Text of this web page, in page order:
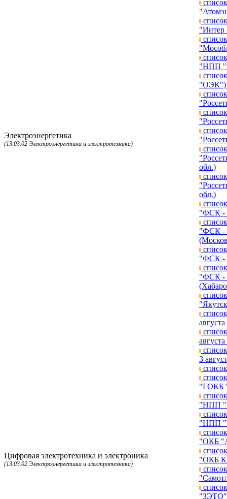
Электроэнергетика
(13.03.02 Электроэнергетика и электротехника)
"Интер
"НПП
"ОЭК")
обл.)
обл.)
"ФСК -
"ФСК -
"ФСК -
"ФСК -
Цифровая электротехника и электроника
(13.03.02 Электроэнергетика и электротехника)
3
"ГОКБ
"НПП
"НПП
"ОКБ
"ОКБ
"ЗЭТО")